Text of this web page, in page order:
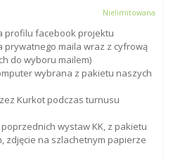
Nielimitowana
profilu facebook projektu
prywatnego maila wraz z cyfrową
do wyboru mailem)
wybrana z pakietu naszych
Kurkot podczas turnusu
wystaw KK, z pakietu
zdjęcie na szlachetnym papierze